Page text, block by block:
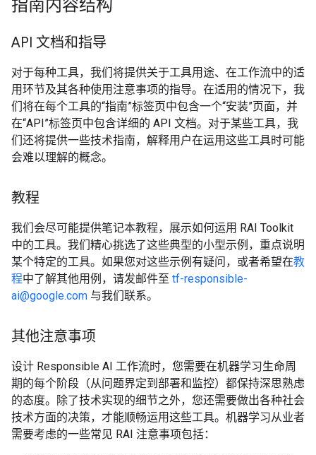
指南内容结构
API 文档和指导
对于每种工具，我们将提供关于工具用途、在工作流中的适
用环节及其各种使用注意事项的指导。在适用的情况下，我
们将在每个工具的“指南”标签页中包含一个“安装”页面，并
在“API”标签页中包含详细的 API 文档。对于某些工具，我
们还将提供一些技术指南，解释用户在运用这些工具时可能
会难以理解的概念。
教程
我们会尽可能提供笔记本教程，展示如何运用 RAI Toolkit
中的工具。我们精心挑选了这些典型的小型示例，重点说明
某个特定的工具。如果您对这些示例有疑问，或者希望在教
程中了解其他用例，请发邮件至 tf-responsible-
ai@google.com 与我们联系。
其他注意事项
设计 Responsible AI 工作流时，您需要在机器学习生命周
期的每个阶段（从问题界定到部署和监控）都保持深思熟虑
的态度。除了技术实现的细节之外，您还需要做出各种社会
技术方面的决策，才能顺畅运用这些工具。机器学习从业者
需要考虑的一些常见 RAI 注意事项包括：